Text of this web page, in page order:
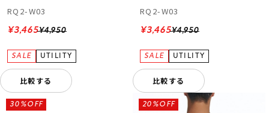
RQ2-W03
¥4,950
¥3,465
比較する
RQ2-W03
¥4,950
¥3,465
比較する
30%OFF 20%OFF